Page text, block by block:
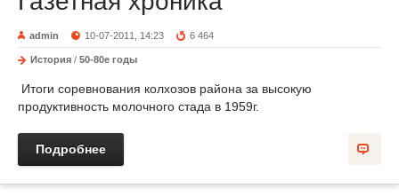
admin 10-07-2011, 14:23 6 464
История / 50-80е годы
Итоги соревнования колхозов района за высокую
продуктивность молочного стада в 1959г.
Подробнее